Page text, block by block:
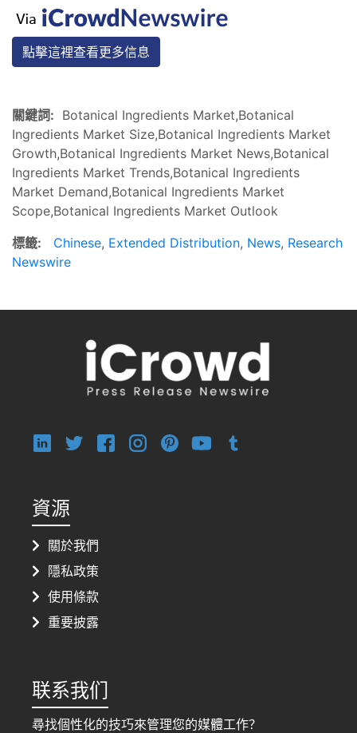
點擊這裡查看更多信息
關鍵詞: Botanical Ingredients Market,Botanical
Ingredients Market Size,Botanical Ingredients Market
Growth,Botanical Ingredients Market News,Botanical
Ingredients Market Trends,Botanical Ingredients
Market Demand,Botanical Ingredients Market
Scope,Botanical Ingredients Market Outlook
標籤:
Chinese, Extended Distribution, News, Research
Newswire
資源
關於我們
隱私政策
使用條款
重要披露
联系我们
尋找個性化的技巧來管理您的媒體工作？